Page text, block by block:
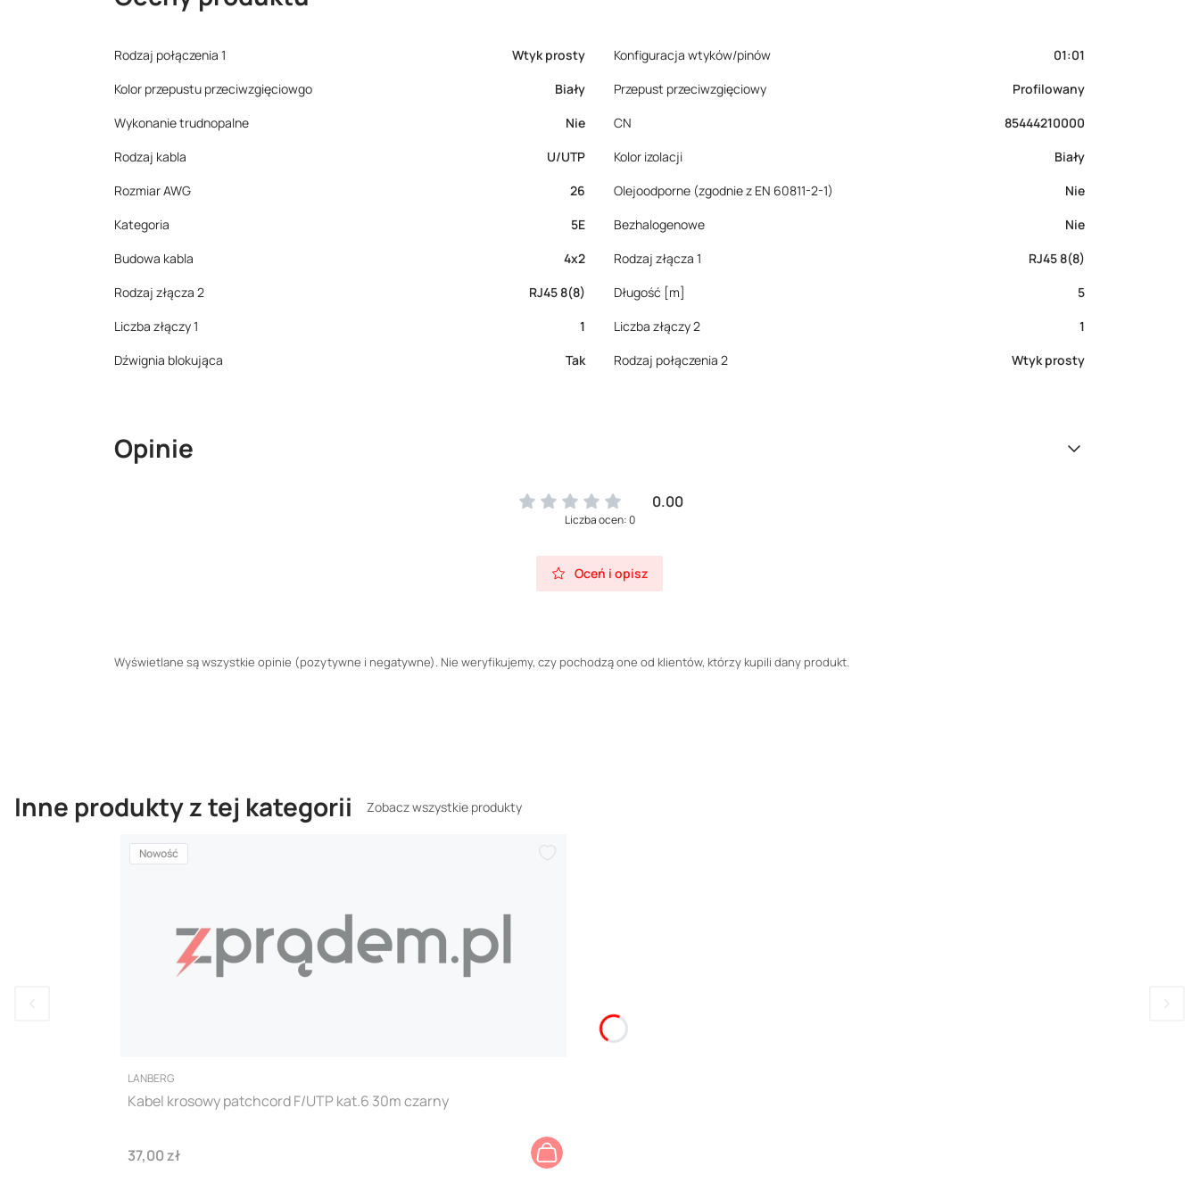
Rodzaj połączenia 1 Wtyk prosty Konfiguracja wtyków/pinów
01:01
Kolor przepustu przeciwzgięciowgo
Biały Przepust przeciwzgięciowy
Profilowany
Wykonanie trudnopalne
Nie CN
85444210000
Rodzaj kabla
U/UTP Kolor izolacji
Biały
Rozmiar AWG
26 Olejoodporne (zgodnie z EN 60811-2-1)
Nie
Kategoria
5E Bezhalogenowe
Nie
Budowa kabla
4x2 Rodzaj złącza 1
RJ45 8(8)
Rodzaj złącza 2
RJ45 8(8) Długość [m]
5
Liczba złączy 1
1 Liczba złączy 2
1
Dźwignia blokująca
Tak Rodzaj połączenia 2 Wtyk prosty
Opinie
0.00
Liczba ocen: 0
Oceń i opisz
Wyświetlane są wszystkie opinie (pozytywne i negatywne). Nie weryfikujemy, czy pochodzą one od klientów, którzy kupili dany produkt.
Inne produkty z tej kategorii Zobacz wszystkie produkty
Nowość
PRODUCENT
LANBERG
Kabel krosowy patchcord F/UTP kat.6 30m czarny
Cena
37,00 zł